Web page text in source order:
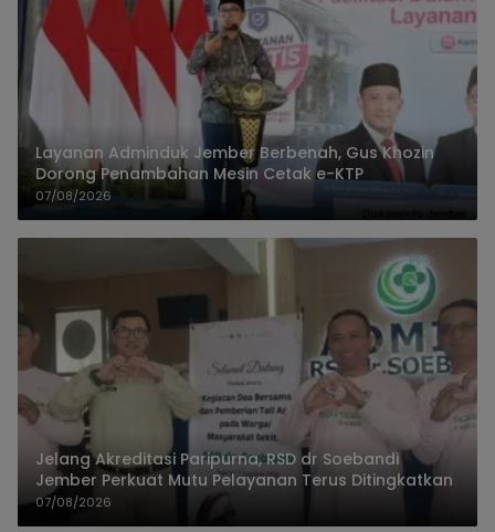
Layanan Adminduk Jember Berbenah, Gus Khozin
Dorong Penambahan Mesin Cetak e-KTP
07/08/2026
Jelang Akreditasi Paripurna, RSD dr Soebandi
Jember Perkuat Mutu Pelayanan Terus Ditingkatkan
07/08/2026